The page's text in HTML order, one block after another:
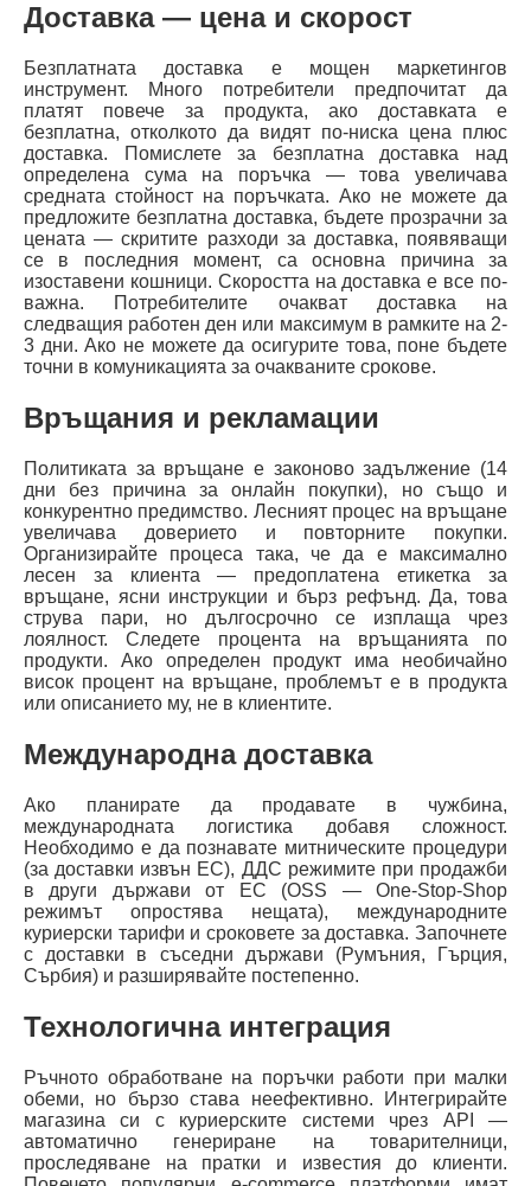
Доставка — цена и скорост
Безплатната доставка е мощен маркетингов
инструмент. Много потребители предпочитат да
платят повече за продукта, ако доставката е
безплатна, отколкото да видят по-ниска цена плюс
доставка. Помислете за безплатна доставка над
определена сума на поръчка — това увеличава
средната стойност на поръчката. Ако не можете да
предложите безплатна доставка, бъдете прозрачни за
цената — скритите разходи за доставка, появяващи
се в последния момент, са основна причина за
изоставени кошници. Скоростта на доставка е все по-
важна. Потребителите очакват доставка на
следващия работен ден или максимум в рамките на 2-
3 дни. Ако не можете да осигурите това, поне бъдете
точни в комуникацията за очакваните срокове.
Връщания и рекламации
Политиката за връщане е законово задължение (14
дни без причина за онлайн покупки), но също и
конкурентно предимство. Лесният процес на връщане
увеличава доверието и повторните покупки.
Организирайте процеса така, че да е максимално
лесен за клиента — предоплатена етикетка за
връщане, ясни инструкции и бърз рефънд. Да, това
струва пари, но дългосрочно се изплаща чрез
лоялност. Следете процента на връщанията по
продукти. Ако определен продукт има необичайно
висок процент на връщане, проблемът е в продукта
или описанието му, не в клиентите.
Международна доставка
Ако планирате да продавате в чужбина,
международната логистика добавя сложност.
Необходимо е да познавате митническите процедури
(за доставки извън ЕС), ДДС режимите при продажби
в други държави от ЕС (OSS — One-Stop-Shop
режимът опростява нещата), международните
куриерски тарифи и сроковете за доставка. Започнете
с доставки в съседни държави (Румъния, Гърция,
Сърбия) и разширявайте постепенно.
Технологична интеграция
Ръчното обработване на поръчки работи при малки
обеми, но бързо става неефективно. Интегрирайте
магазина си с куриерските системи чрез API —
автоматично генериране на товарителници,
проследяване на пратки и известия до клиенти.